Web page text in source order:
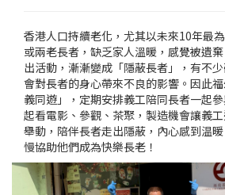
香港人口持續老化，尤其以未來10年最
或兩老長者，缺乏家人溫暖，感覺被遺
出活動，漸漸變成「隱蔽長者」，有不
會對長者的身心帶來不良的影響。因此
義同遊」，定期安排義工陪同長者一起
起看電影、參觀、茶聚，製造機會讓義
舉動，陪伴長者走出隱蔽，內心感到温
慢協助他們成為快樂長老！